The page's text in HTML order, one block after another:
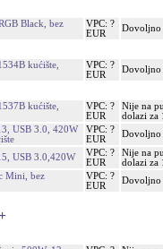
Black, bez
VPC: ?
EUR
Dovoljno
kućište,
VPC: ?
EUR
Dovoljno
kućište,
VPC: ?
EUR
Nije na
dolazi za
USB 3.0, 420W
VPC: ?
EUR
Dovoljno
USB 3.0,420W
VPC: ?
EUR
Nije na
dolazi za
Mini, bez
VPC: ?
EUR
Dovoljno